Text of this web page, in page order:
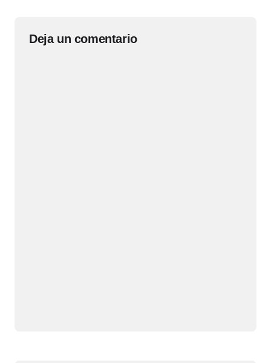
Deja un comentario